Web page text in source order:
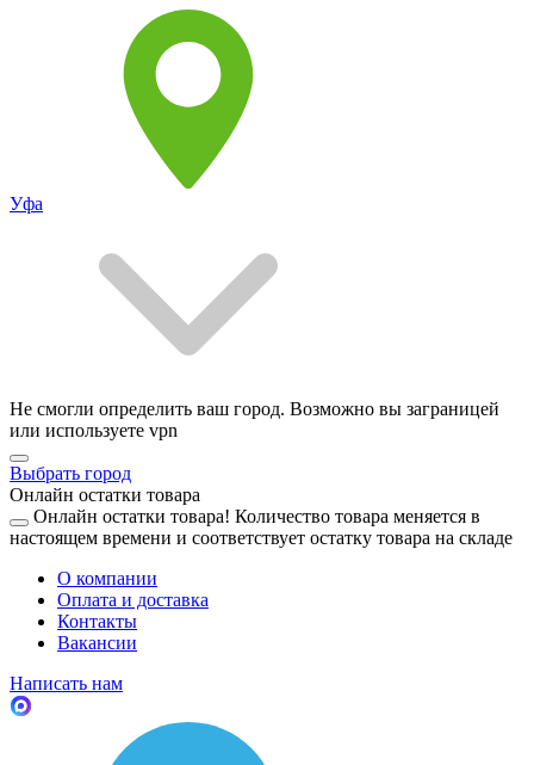
Уфа
Не смогли определить ваш город. Возможно вы заграницей
или используете vpn
Выбрать город
Онлайн остатки товара
Онлайн остатки товара! Количество товара меняется в
настоящем времени и соответствует остатку товара на складе
О компании
Оплата и доставка
Контакты
Вакансии
Написать нам